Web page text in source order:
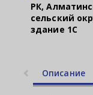
РК,
сельский
здание 1С
Описание